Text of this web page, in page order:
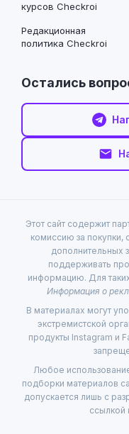
курсов Checkroi
Редакционная
политика Checkroi
Остались
Этот сайт содержит
комиссию за
дополнительных
поддерживать
информацию. Для
Информация о
В материалах могут
экстремистской
продукты Instagram и
Любое
подборки материалов
допускается лишь с
ссылкой